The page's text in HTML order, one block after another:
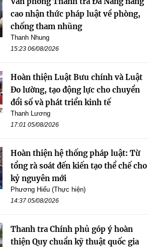
cao nhận thức pháp luật về phòng,
chống tham nhũng
Thanh Nhung
15:23 06/08/2026
Hoàn thiện Luật Bưu chính và Luật
Đo lường, tạo động lực cho chuyển
đổi số và phát triển kinh tế
Thanh Lương
17:01 05/08/2026
Hoàn thiện hệ thống pháp luật: Từ
tổng rà soát đến kiến tạo thể chế cho
kỷ nguyên mới
Phương Hiếu (Thực hiện)
14:37 05/08/2026
Thanh tra Chính phủ góp ý hoàn
thiện Quy chuẩn kỹ thuật quốc gia